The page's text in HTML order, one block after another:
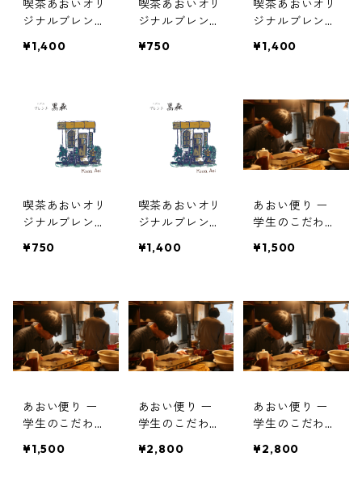
喫茶あおいオリ
ジナルブレンド
¥1,400
喫茶あおいオリ
ジナルブレンド
¥750
喫茶あおいオリ
ジナルブレンド
¥1,400
喫茶あおいオリ
ジナルブレンド
¥750
喫茶あおいオリ
ジナルブレンド
¥1,400
あおい便り ー
学生のこだわり
月に一度の珈琲
¥1,500
あおい便り ー
学生のこだわり
月に一度の珈琲
¥1,500
あおい便り ー
学生のこだわり
月に一度の珈琲
¥2,800
あおい便り ー
学生のこだわり
月に一度の珈琲
¥2,800